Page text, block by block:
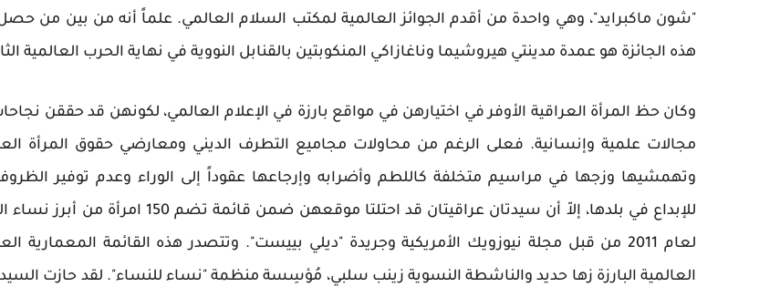
"شون ماكبرايد"، وهي واحدة من أقدم الجوائز العالمية لمكتب السلام العالمي. علماً أنه من بين من
هذه الجائزة هو عمدة مدينتي هيروشيما وناغازاكي المنكوبتين بالقنابل النووية في نهاية الحرب العالمية
وكان حظ المرأة العراقية الأوفر في اختيارهن في مواقع بارزة في الإعلام العالمي، لكونهن قد حققن
مجالات علمية وإنسانية. فعلى الرغم من محاولات مجاميع التطرف الديني ومعارضي حقوق المرأة
وتهمشيها وزجها في مراسيم متخلفة كاللطم وأضرابه وإرجاعها عقوداً إلى الوراء وعدم توفير
للإبداع في بلدها، إلاّ أن سيدتان عراقيتان قد احتلتا موقعهن ضمن قائمة تضم 150
لعام 2011 من قبل مجلة نيوزويك الأمريكية وجريدة "ديلي بييست". وتتصدر هذه القائمة المعمارية
العالمية البارزة زها حديد والناشطة النسوية زينب سلبي، مُؤسِسة منظمة "نساء للنساء". لقد حازت